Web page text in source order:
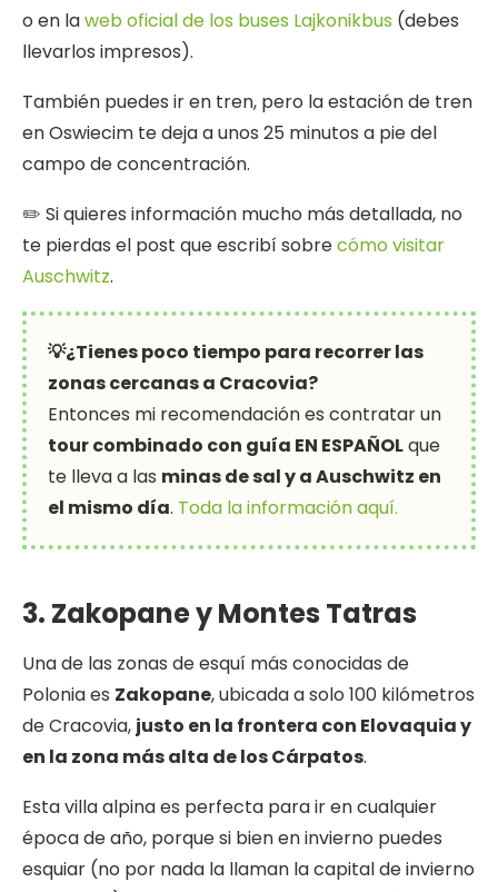
o en laweb oficial de los buses Lajkonikbus (debes
llevarlos impresos).
También puedes ir en tren, pero la estación de tren
en Oswiecim te deja a unos 25 minutos a pie del
campo de concentración.
✏️ Si quieres información mucho más detallada, no
te pierdas el post que escribí sobrecómo visitar
Auschwitz.
💡¿Tienes poco tiempo para recorrer las
zonas cercanas a Cracovia?
Entonces mi recomendación es contratar un
tour combinado con guía EN ESPAÑOLque
te lleva a las minas de sal y a Auschwitz en
el mismo día. Toda la información aquí.
3. Zakopane y Montes Tatras
Una de las zonas de esquí más conocidas de
Polonia es Zakopane, ubicada a solo 100 kilómetros
de Cracovia, justo en la frontera con Elovaquia y
en la zona más alta de los Cárpatos.
Esta villa alpina es perfecta para ir en cualquier
época de año, porque si bien en invierno puedes
esquiar (no por nada la llaman la capital de invierno